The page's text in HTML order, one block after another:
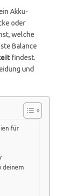
Akku-
oder
welche
Balance
findest.
und
für
deinem